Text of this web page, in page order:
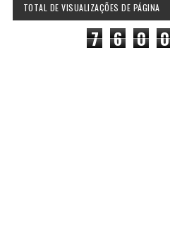
TOTAL DE VISUALIZAÇÕES DE PÁGINA
7 6 0 0